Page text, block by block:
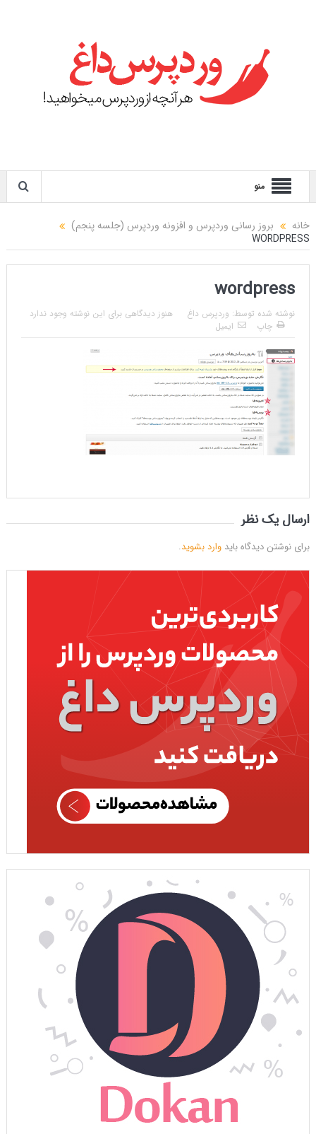
منو
خانه
بروز رسانی وردپرس و افزونه وردپرس (جلسه پنجم)
WORDPRESS
wordpress
نوشته شده توسط: وردپرس داغ
هنوز دیدگاهی برای این نوشته وجود ندارد
چاپ
ایمیل
ارسال یک نظر
برای نوشتن دیدگاه باید وارد بشوید.